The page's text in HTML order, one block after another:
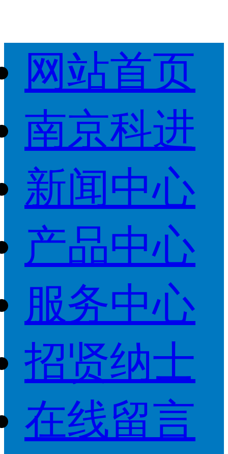
网站首页
南京科进
新闻中心
产品中心
服务中心
招贤纳士
在线留言